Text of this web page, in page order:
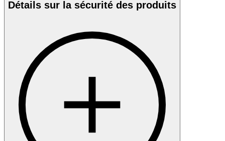
Détails sur la sécurité des produits